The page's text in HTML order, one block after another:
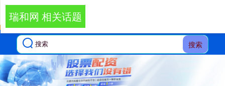
搜索
瑞和网 相关话题